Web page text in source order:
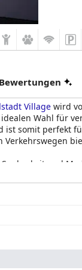
Campus
eine
was es zu
Village wird
Wahl für
ist somit perfekt
und
wie
Das
Optionen.
am Ingolstadt
für Reisende